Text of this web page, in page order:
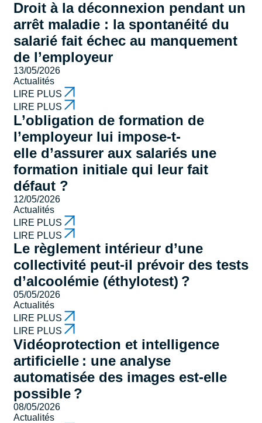
Droit à la déconnexion pendant un
arrêt maladie : la spontanéité du
salarié fait échec au manquement
de l’employeur
13/05/2026
Actualités
LIRE PLUS
LIRE PLUS
L’obligation de formation de
l’employeur lui impose-t-
elle d’assurer aux salariés une
formation initiale qui leur fait
défaut ?
12/05/2026
Actualités
LIRE PLUS
LIRE PLUS
Le règlement intérieur d’une
collectivité peut-il prévoir des tests
d’alcoolémie (éthylotest) ?
05/05/2026
Actualités
LIRE PLUS
LIRE PLUS
Vidéoprotection et intelligence
artificielle : une analyse
automatisée des images est-elle
possible ?
08/05/2026
Actualités